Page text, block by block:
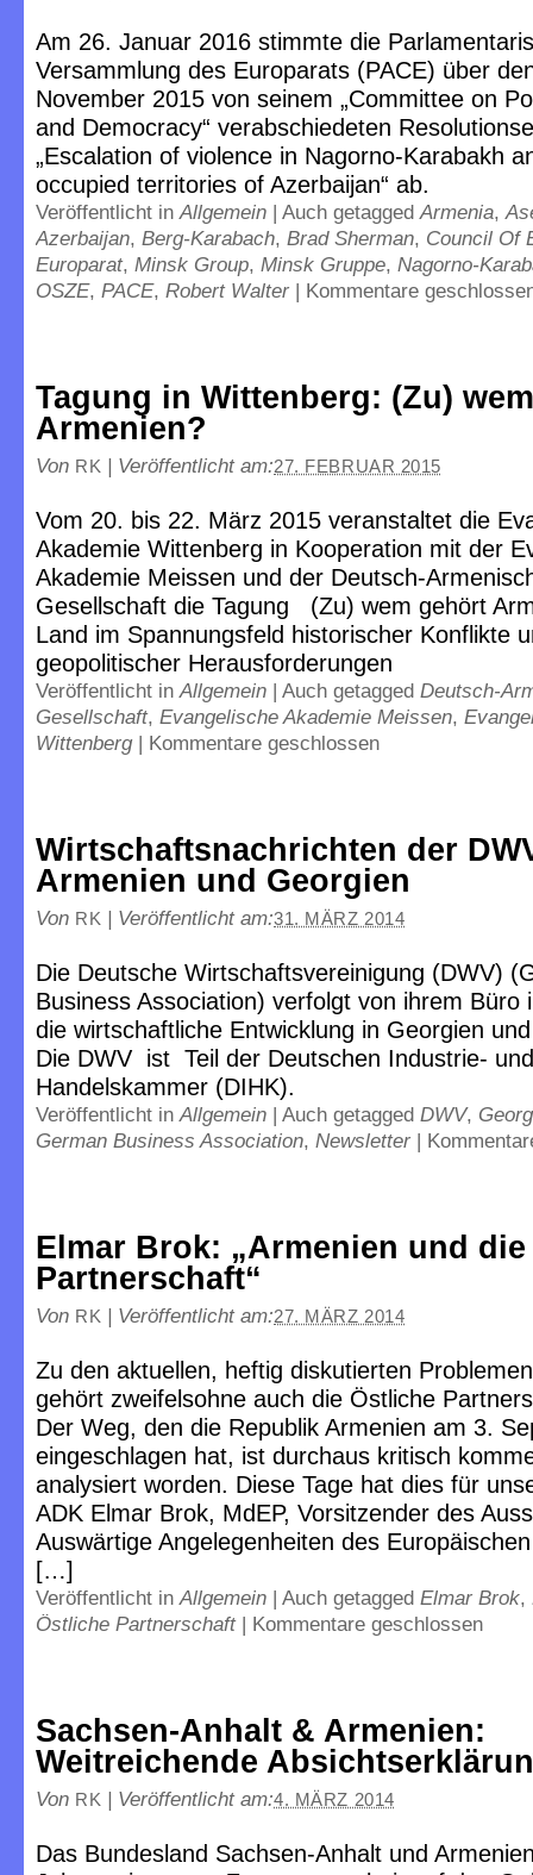
Am 26. Januar 2016 stimmte die
Versammlung des Europarats (PACE) über
November 2015 von seinem „Committee on
and Democracy“ verabschiedeten
„Escalation of violence in Nagorno-Karabakh
occupied territories of Azerbaijan“ ab.
Veröffentlicht inAllgemein | Auch getaggedArmenia,
Azerbaijan, Berg-Karabach, Brad Sherman, Council Of
Europarat, Minsk Group, Minsk Gruppe, Nagorno-
OSZE, PACE, Robert Walter | Kommentare
Tagung in Wittenberg: (Zu)
Armenien?
Von RK | Veröffentlicht am:27. FEBRUAR 2015
Vom 20. bis 22. März 2015 veranstaltet die
Akademie Wittenberg in Kooperation mit der
Akademie Meissen und der Deutsch-
Gesellschaft die Tagung (Zu) wem gehört
Land im Spannungsfeld historischer Konflikte
geopolitischer Herausforderungen
Veröffentlicht inAllgemein | Auch getagged Deutsch-
Gesellschaft, Evangelische Akademie Meissen,
Wittenberg | Kommentare geschlossen
Wirtschaftsnachrichten der
Armenien und Georgien
Von RK | Veröffentlicht am:31. MÄRZ 2014
Die Deutsche Wirtschaftsvereinigung (DWV)
Business Association) verfolgt von ihrem Büro
die wirtschaftliche Entwicklung in Georgien
Die DWV ist Teil der Deutschen Industrie- und
Handelskammer (DIHK).
Veröffentlicht inAllgemein | Auch getagged DWV,
German Business Association, Newsletter |
Elmar Brok: „Armenien und
Partnerschaft“
Von RK | Veröffentlicht am:27. MÄRZ 2014
Zu den aktuellen, heftig diskutierten
gehört zweifelsohne auch die Östliche
Der Weg, den die Republik Armenien am 3.
eingeschlagen hat, ist durchaus kritisch
analysiert worden. Diese Tage hat dies für
ADK Elmar Brok, MdEP, Vorsitzender des
Auswärtige Angelegenheiten des
[…]
Veröffentlicht inAllgemein | Auch getagged Elmar Brok,
Östliche Partnerschaft | Kommentare geschlossen
Sachsen-Anhalt & Armenien:
Weitreichende
Von RK | Veröffentlicht am:4. MÄRZ 2014
Das Bundesland Sachsen-Anhalt und